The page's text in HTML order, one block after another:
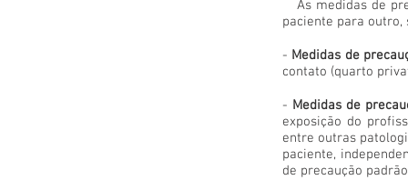
As medidas de
paciente para outro,
- Medidas de
contato (quarto
- Medidas de
exposição do
entre outras
paciente,
de precaução